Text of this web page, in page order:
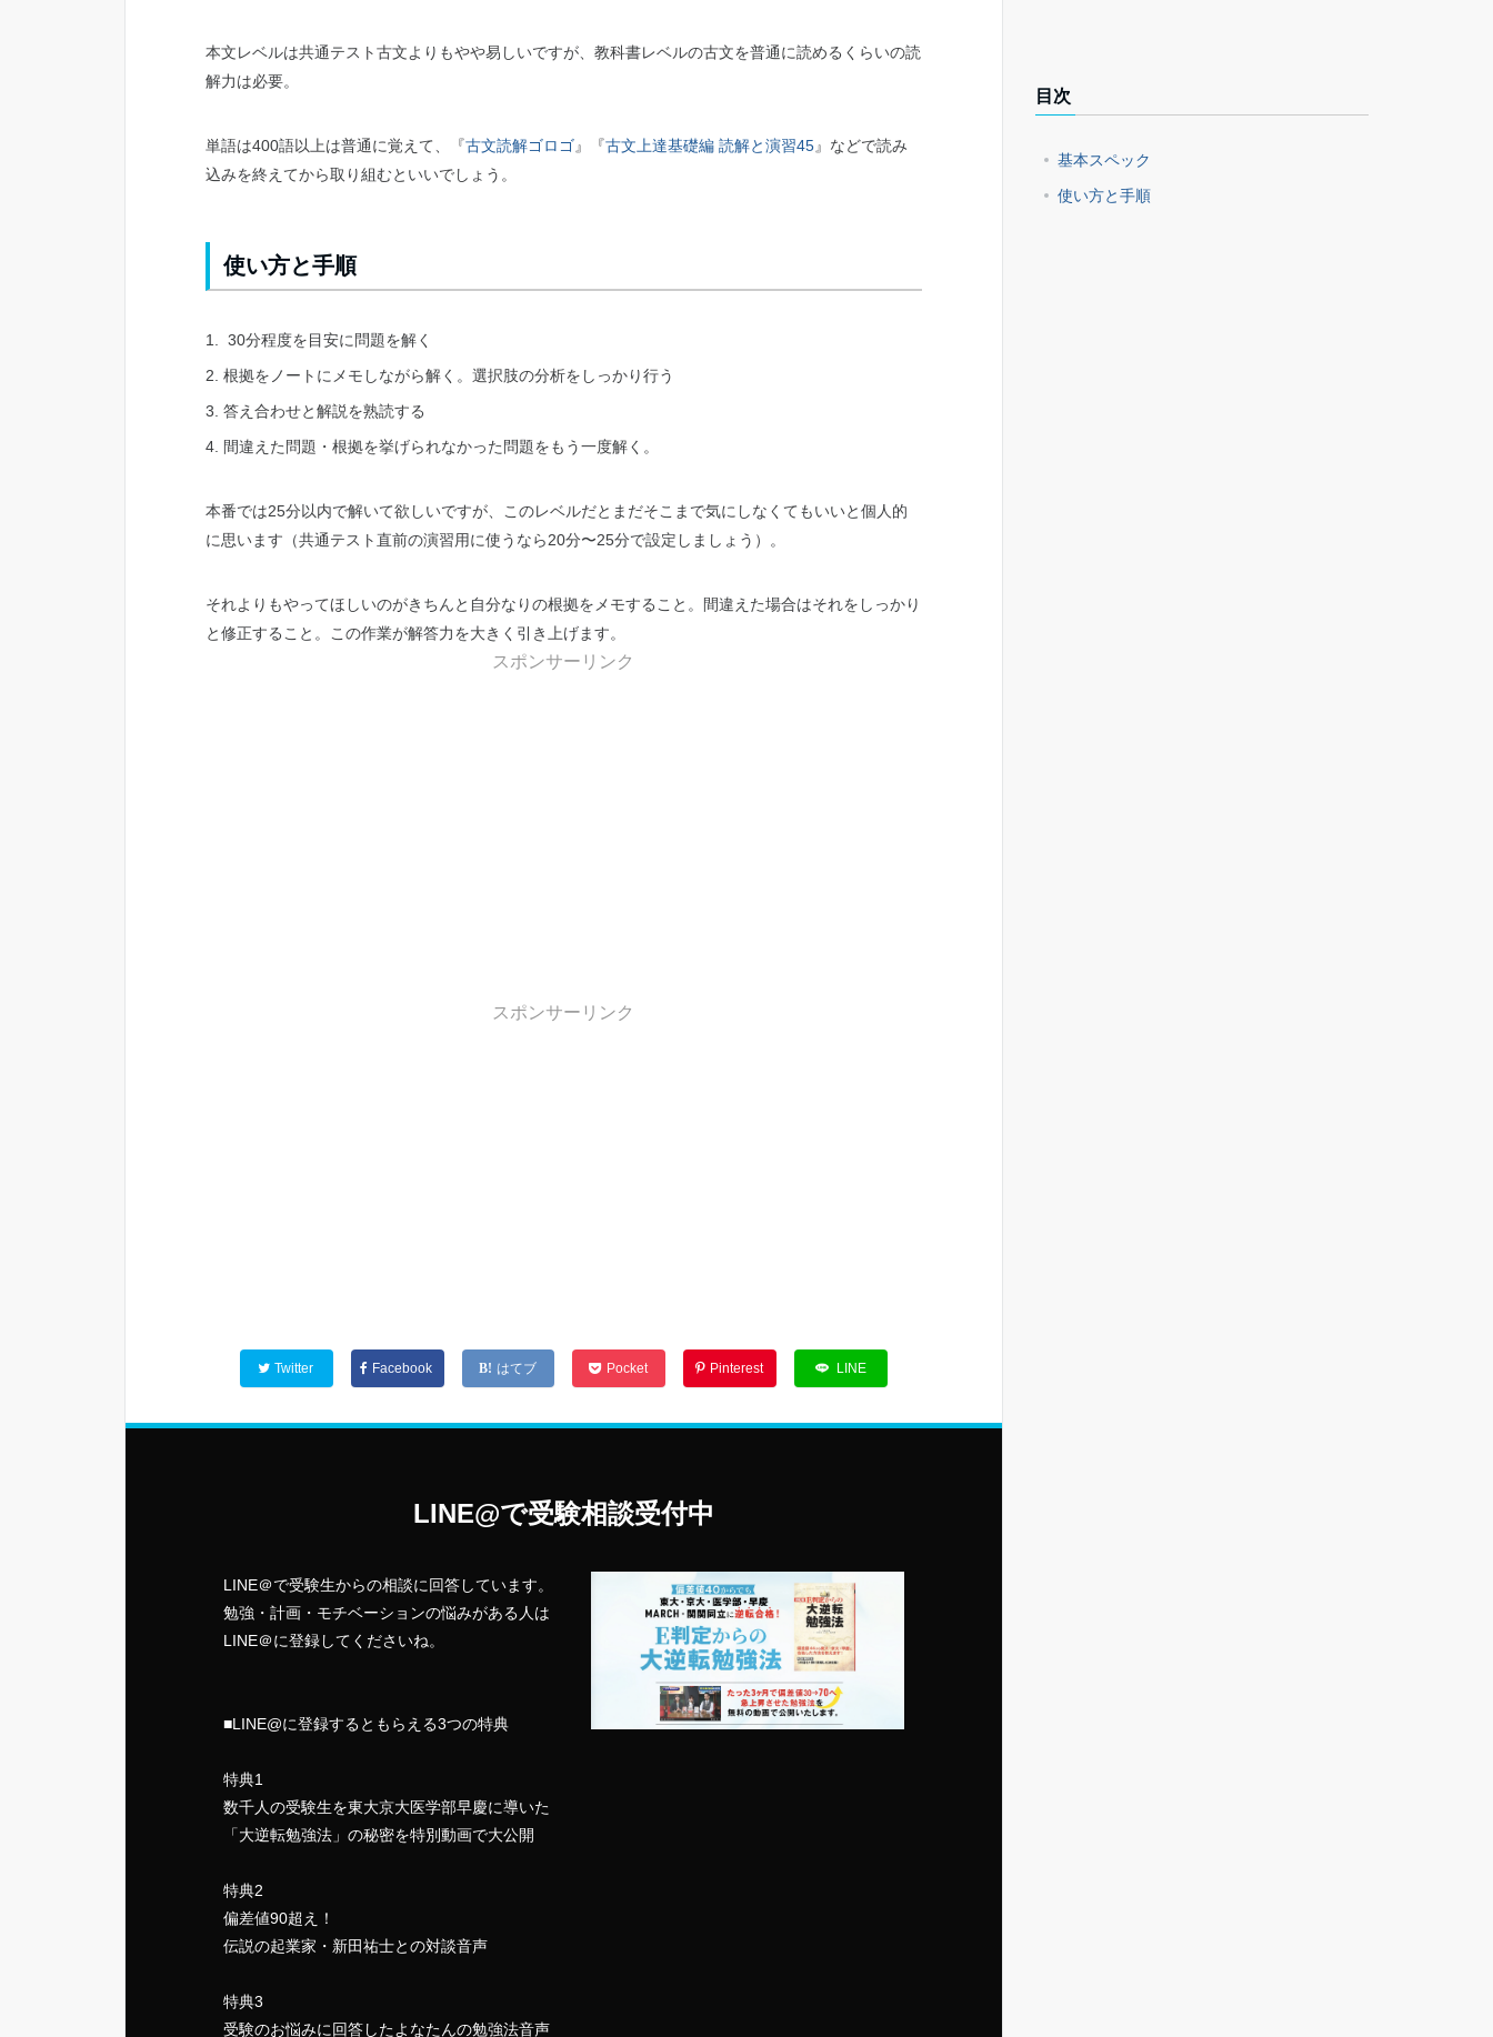
本文レベルは共通テスト古文よりもやや易しいですが、教科書レベルの古文を普通に読めるくらいの読
解力は必要。
単語は400語以上は普通に覚えて、『古文読解ゴロゴ』『古文上達基礎編 読解と演習45』などで読み
込みを終えてから取り組むといいでしょう。
使い方と手順
30分程度を目安に問題を解く
根拠をノートにメモしながら解く。選択肢の分析をしっかり行う
答え合わせと解説を熟読する
間違えた問題・根拠を挙げられなかった問題をもう一度解く。
本番では25分以内で解いて欲しいですが、このレベルだとまだそこまで気にしなくてもいいと個人的
に思います（共通テスト直前の演習用に使うなら20分〜25分で設定しましょう）。
それよりもやってほしいのがきちんと自分なりの根拠をメモすること。間違えた場合はそれをしっかり
と修正すること。この作業が解答力を大きく引き上げます。
スポンサーリンク
スポンサーリンク
Twitter Facebook はてブ Pocket Pinterest LINE
LINE@で受験相談受付中
LINE＠で受験生からの相談に回答しています。
勉強・計画・モチベーションの悩みがある人は
LINE＠に登録してくださいね。
■LINE@に登録するともらえる3つの特典
特典1
数千人の受験生を東大京大医学部早慶に導いた
「大逆転勉強法」の秘密を特別動画で大公開
特典2
偏差値90超え！
伝説の起業家・新田祐士との対談音声
特典3
受験のお悩みに回答したよなたんの勉強法音声
目次
基本スペック
使い方と手順